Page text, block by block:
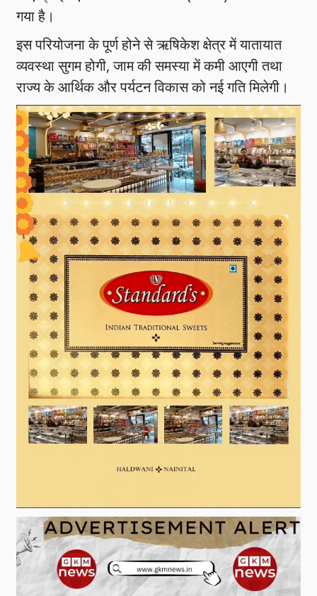
गया है।
इस परियोजना के पूर्ण होने से ऋषिकेश क्षेत्र में यातायात
व्यवस्था सुगम होगी, जाम की समस्या में कमी आएगी तथा
राज्य के आर्थिक और पर्यटन विकास को नई गति मिलेगी।